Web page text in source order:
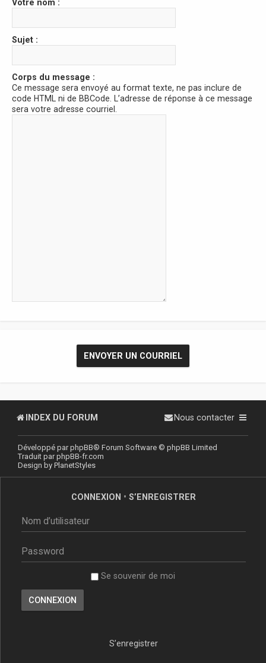
Votre nom :
Sujet :
Corps du message :
Ce message sera envoyé au format texte, ne pas inclure de
code HTML ni de BBCode. L’adresse de réponse à ce message
sera votre adresse courriel.
INDEX DU FORUM Nous contacter
Développé parphpBB® Forum Software © phpBB Limited
Traduit parphpBB-fr.com
Design by PlanetStyles
CONNEXION • S’ENREGISTRER
Se souvenir de moi
S’enregistrer